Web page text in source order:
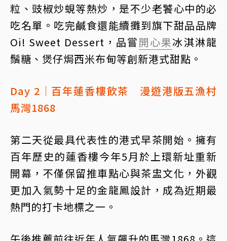
粒、豉椒炒蜆等熱炒，是不少老饕心中的必
吃名單。吃完鹹食還能續攤到旗下甜品品牌
Oi! Sweet Dessert，品嘗開心果冰淇淋龍
鬚糖、煲仔焗西米布甸等創新港式甜點。
Day 2｜百年蓮香樓飲茶 漫遊港版五漁村
馬灣1868
第二天從最具代表性的港式早茶開始。擁有
百年歷史的蓮香樓今年5月於上環新址重新
開幕，不僅保留推車點心與茶盅文化，外觀
更加入氣勢十足的金龍鳳設計，成為近期最
熱門的打卡地標之一。